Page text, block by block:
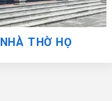
NHÀ THỜ HỌ